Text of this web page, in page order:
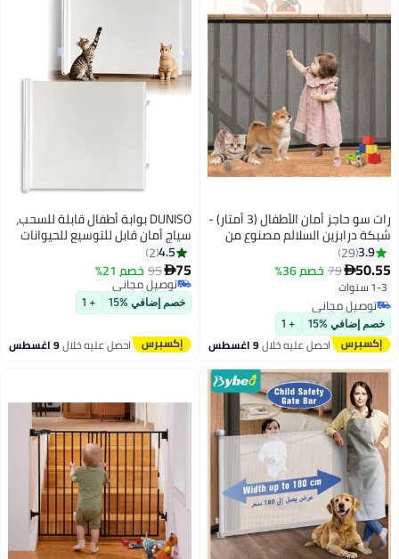
رات سو ​​حاجز أمان الأطفال (3 أمتار) -
شبكة درابزين السلالم​​ مصنوع من
شبكة متينة سميكة لحماية
الأطفال والحيوانات الأليفة من
السقوط في الشرفات أو السلالم.
سهل التثبيت للاستخدام الداخلي
بلون أسود كلاسيكي، يحافظ على
الأمان دون حجب الرؤية. مثالي
للسلالم الداخلية وشرفات الشقق
قبل البالغين لضمان أقصى درجات
الحماية.
3.9
29
50.55
79 خصم 36%
1-3 سنوات
توصيل مجاني
توصيل مجاني
خصم إضافي %15 + 1
احصل عليه خلال9 اغسطس
DUNISO بوابة أطفال قابلة للسحب،
سياج أمان قابل للتوسيع للحيوانات
الأليفة، بوابة شبكية قابلة للطي
للسلالم، المداخل، الممرات، المطابخ،
داخل/خارج المنزل، 130*78 سم
4.5
2
75
95 خصم 21%
توصيل مجاني
توصيل مجاني
خصم إضافي %15 + 1
احصل عليه خلال9 اغسطس